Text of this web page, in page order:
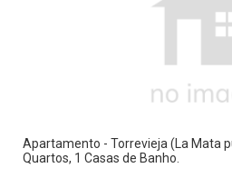
Apartamento - Torrevieja (La Mata
Quartos, 1 Casas de Banho.